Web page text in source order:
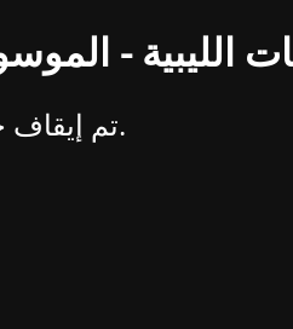
الليبية -
تم إيقاف خدمات شبكة التشريعات الليبية.